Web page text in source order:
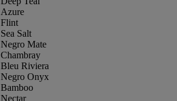
Azure
Flint
Sea Salt
Negro Mate
Chambray
Bleu Riviera
Negro Onyx
Bamboo
Nectar